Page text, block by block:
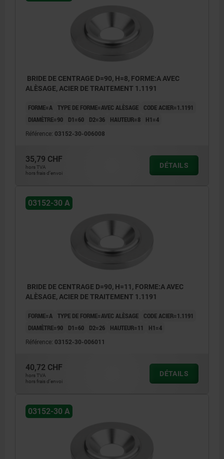
BRIDE DE CENTRAGE D=90, H=8, FORME:A AVEC
ALÈSAGE, ACIER DE TRAITEMENT 1.1191
FORME=A TYPE DE FORME=AVEC ALÈSAGE
CODE ACIER=1.1191
DIAMÈTRE=90
D1=60 D2=36 HAUTEUR=8 H1=4
Référence: 03152-30-006008
35,79 CHF
hors TVA
hors frais d’envoi
DÉTAILS
03152-30 A
BRIDE DE CENTRAGE D=90, H=11, FORME:A AVEC
ALÈSAGE, ACIER DE TRAITEMENT 1.1191
FORME=A TYPE DE FORME=AVEC ALÈSAGE
CODE ACIER=1.1191
DIAMÈTRE=90
D1=60 D2=26 HAUTEUR=11 H1=4
Référence: 03152-30-006011
40,72 CHF
hors TVA
hors frais d’envoi
DÉTAILS
03152-30 A